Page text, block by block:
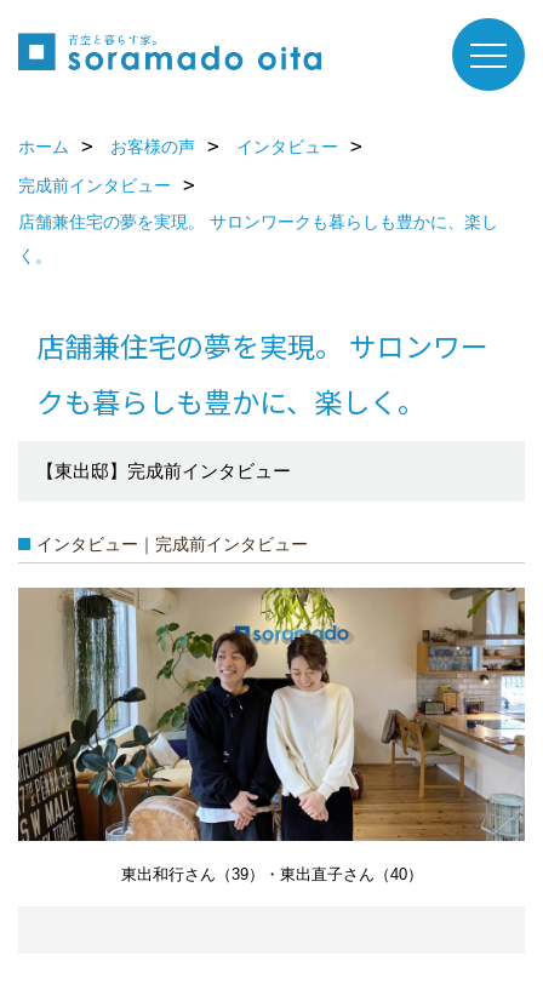
ホーム お客様の声
インタビュー
完成前インタビュー
店舗兼住宅の夢を実現。 サロンワークも暮らしも豊かに、楽し
く。
店舗兼住宅の夢を実現。 サロンワー
クも暮らしも豊かに、楽しく。
【東出邸】完成前インタビュー
インタビュー｜完成前インタビュー
東出和行さん（39）・東出直子さん（40）